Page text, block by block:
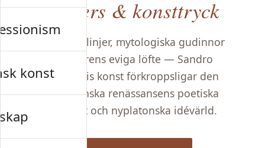
posters & konsttryck
Graciösa linjer, mytologiska gudinnor
och vårens eviga löfte — Sandro
Botticellis konst förkroppsligar den
florentinska renässansens poetiska
skönhet och nyplatonska idévärld.
konst